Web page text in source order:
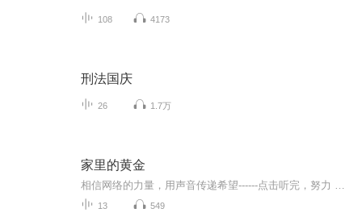
108 4173
刑法国庆
26 1.7万
家里的黄金
13 549